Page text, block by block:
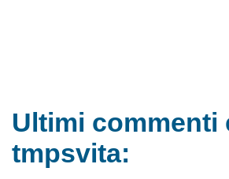
Ultimi commenti
tmpsvita: